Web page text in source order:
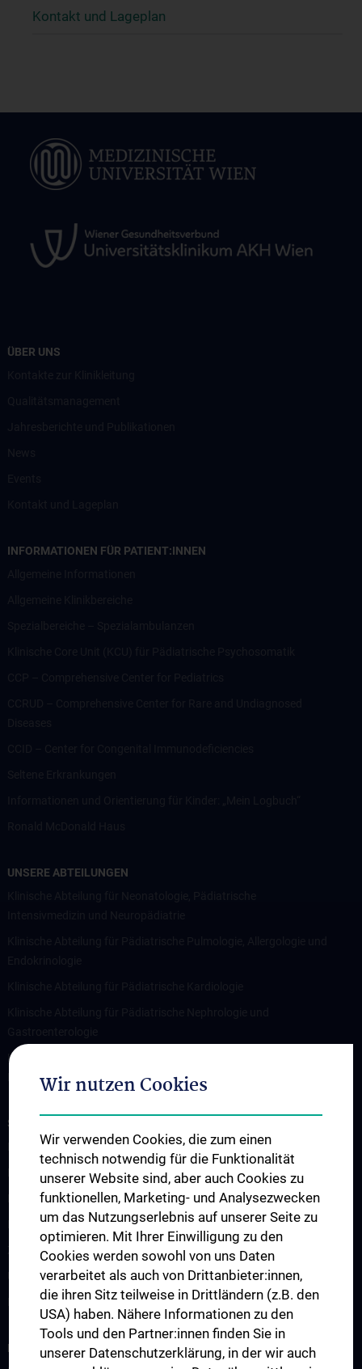
Kontakt und Lageplan
ÜBER UNS
INFORMATIONEN FÜR PATIENT:INNEN
UNSERE ABTEILUNGEN
Klinische Abteilung für Allgemeine Pädiatrie und pädiatrische
Hämato-Onkologie/St. Anna Kinderspital
STUDIUM, AUS- UND WEITERBILDUNG
Lehre an der Universitätsklinik für Kinder- und Jugendheilkunde
Fragen und Antworten
Famulaturen
Klinisch-Praktisches Jahr (KPJ)
Zentrum für pädiatrische Simulation und Patient:innensicherheit
Ultraschallausbildung
Lehre an der MedUni Wien
FORSCHUNG
Wir nutzen Cookies
Wir verwenden Cookies, die zum einen
technisch notwendig für die Funktionalität
unserer Website sind, aber auch Cookies zu
funktionellen, Marketing- und Analysezwecken
um das Nutzungserlebnis auf unserer Seite zu
optimieren. Mit Ihrer Einwilligung zu den
Cookies werden sowohl von uns Daten
verarbeitet als auch von Drittanbieter:innen,
die ihren Sitz teilweise in Drittländern (z.B. den
USA) haben. Nähere Informationen zu den
Tools und den Partner:innen finden Sie in
unserer Datenschutzerklärung, in der wir auch